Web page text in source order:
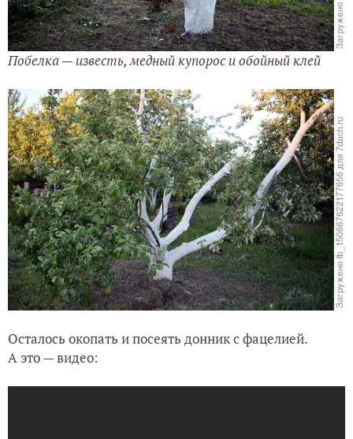
Побелка — известь, медный купорос и обойный клей
Осталось окопать и посеять донник с фацелией.
А это — видео: